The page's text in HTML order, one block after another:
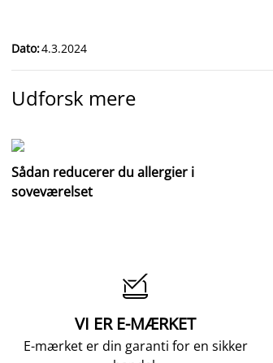
Dato:4.3.2024
Udforsk mere
Sådan reducerer du allergier i
soveværelset

VI ER E-MÆRKET
E-mærket er din garanti for en sikker